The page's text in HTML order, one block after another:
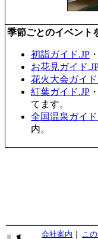
季節ごとのイベント
初詣ガイド.JP
お花見ガイド
花火大会ガイド
紅葉ガイド.JP
てます。
全国温泉ガイド
内。
会社案内 ｜ こ